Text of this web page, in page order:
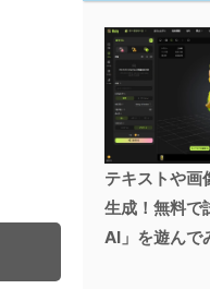
テキストや画
生成！無料
AI」を遊んで